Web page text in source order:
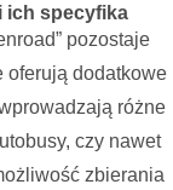
ich specyfika
pozostaje
oferują dodatkowe
różne
czy nawet
zbierania